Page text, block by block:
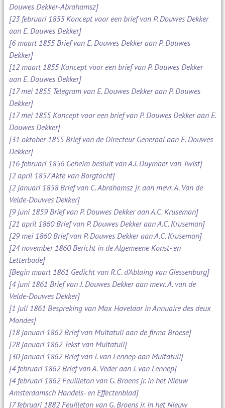
Douwes Dekker-Abrahamsz]
[23 februari 1855 Koncept voor een brief van P. Douwes Dekker
aan E. Douwes Dekker]
[6 maart 1855 Brief van E. Douwes Dekker aan P. Douwes
Dekker]
[12 maart 1855 Koncept voor een brief van P. Douwes Dekker
aan E. Douwes Dekker]
[17 mei 1855 Telegram van E. Douwes Dekker aan P. Douwes
Dekker]
[17 mei 1855 Koncept voor een brief van P. Douwes Dekker aan E.
Douwes Dekker]
[31 oktober 1855 Brief van de Directeur Generaal aan E. Douwes
Dekker]
[16 februari 1856 Geheim besluit van A.J. Duymaer van Twist]
[2 april 1857 Akte van Borgtocht]
[2 januari 1858 Brief van C. Abrahamsz jr. aan mevr. A. Van de
Velde-Douwes Dekker]
[9 juni 1859 Brief van P. Douwes Dekker aan A.C. Kruseman]
[21 april 1860 Brief van P. Douwes Dekker aan A.C. Kruseman]
[29 mei 1860 Brief van P. Douwes Dekker aan A.C. Kruseman]
[24 november 1860 Bericht in de Algemeene Konst- en
Letterbode]
[Begin maart 1861 Gedicht van R.C. d'Ablaing van Giessenburg]
[4 juni 1861 Brief van J. Douwes Dekker aan mevr. A. van de
Velde-Douwes Dekker]
[1 juli 1861 Bespreking van Max Havelaar in Annuaire des deux
Mondes]
[18 januari 1862 Brief van Multatuli aan de firma Broese]
[28 januari 1862 Tekst van Multatuli]
[30 januari 1862 Brief van J. van Lennep aan Multatuli]
[4 februari 1862 Brief van A. Veder aan J. van Lennep]
[4 februari 1862 Feuilleton van G. Broens jr. in het Nieuw
Amsterdamsch Handels- en Effectenblad]
[7 februari 1882 Feuilleton van G. Broens jr. in het Nieuw